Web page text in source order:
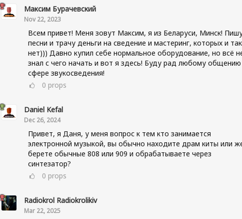
Максим Бурачевский
Nov 22, 2023
Всем привет! Меня зовут Максим, я из Беларуси, Минск!
песни и трачу деньги на сведение и мастеринг, которых и так
нет))) Давно купил себе нормальное оборудование, но всё
знал с чего начать и вот я здесь! Буду рад любому
сфере звукосведения!
0 props
Daniel Kefal
Dec 26, 2024
Привет, я Даня, у меня вопрос к тем кто занимается
электронной музыкой, вы обычно находите драм киты или
берете обычные 808 или 909 и обрабатываете через
синтезатор?
0 props
Radiokrol Radiokrolikiv
Mar 22, 2025